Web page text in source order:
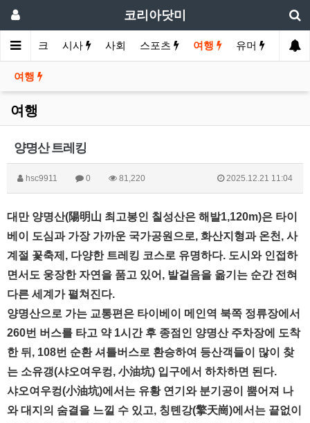
코리아닷미
바이크 시사 사회 스포츠 여행 유머
여행
여행
양명산 트레킹
hsc9911 0 81,220 2025.12.21 11:04
대만 양명산(陽明山 최고봉인 칠성산은 해발1,120m)은 타이
베이 도심과 가장 가까운 국가공원으로, 화산지형과 온천, 사
계절 꽃축제, 다양한 트레킹 코스로 유명하다. 도시와 인접하
면서도 웅장한 자연을 품고 있어, 발걸음을 옮기는 순간 전혀
다른 세계가 펼쳐진다.
양명산으로 가는 교통편은 타이베이 메인역 북쪽 정류장에서
260번 버스를 타고 약 1시간 후 종점인 양명산 주차장에 도착
한 뒤, 108번 순환 셔틀버스로 환승하여 등산객들이 많이 찾
는 소유갱(샤오여우컹, 小油坑) 입구에서 하차하면 된다.
샤오여우컹(小油坑)에서는 유황 연기와 분기공이 뿜어져 나
와 대지의 숨결을 느낄 수 있고, 칭톈강(擎天崗)에서는 끝없이